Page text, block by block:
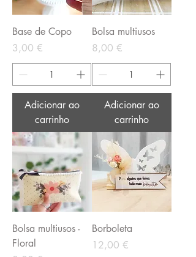
Base de Copo
Preço
3,00 €
Adicionar ao
carrinho
Bolsa multiusos
Preço
8,00 €
Adicionar ao
carrinho
Bolsa multiusos -
Floral
Borboleta
Preço
12,00 €